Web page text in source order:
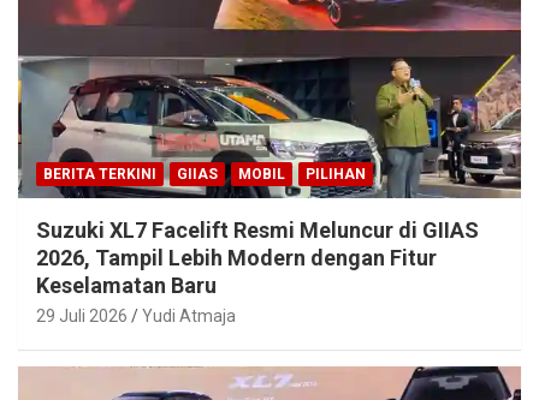
BERITA TERKINI GIIAS MOBIL PILIHAN
Suzuki XL7 Facelift Resmi Meluncur di GIIAS
2026, Tampil Lebih Modern dengan Fitur
Keselamatan Baru
29 Juli 2026 Yudi Atmaja